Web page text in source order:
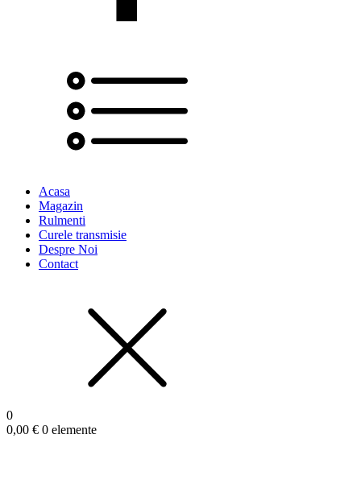
Acasa
Magazin
Rulmenti
Curele transmisie
Despre Noi
Contact
0
0,00 € 0 elemente